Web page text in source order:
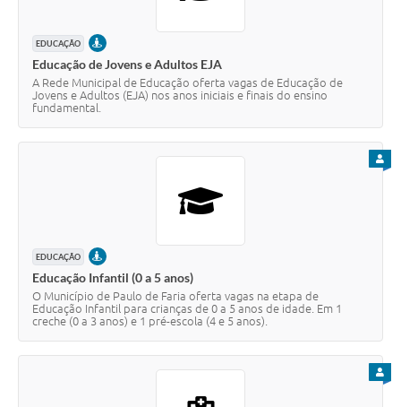
EDUCAÇÃO PRESENCIAL
Educação de Jovens e Adultos EJA
A Rede Municipal de Educação oferta vagas de Educação de
Jovens e Adultos (EJA) nos anos iniciais e finais do ensino
fundamental.
EDUCAÇÃO PRESENCIAL
Educação Infantil (0 a 5 anos)
O Município de Paulo de Faria oferta vagas na etapa de
Educação Infantil para crianças de 0 a 5 anos de idade. Em 1
creche (0 a 3 anos) e 1 pré-escola (4 e 5 anos).